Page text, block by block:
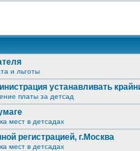
и льготы
устанавливать
платы за детсад
мест в детсадах
регистрацией, г.Москва
мест в детсадах